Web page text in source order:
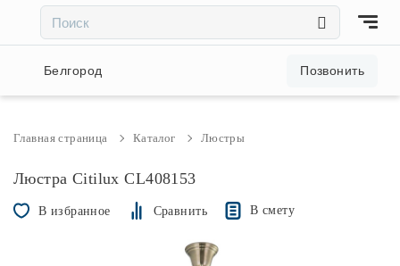
Акции и скидки
Светильники
Белгород Позвонить
Главная страница Каталог Люстры
Люстра Citilux CL408153
В избранное Сравнить В смету
××